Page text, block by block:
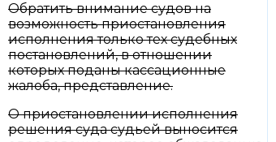
Обратить внимание судов на
возможность приостановления
исполнения только тех судебных
постановлений, в отношении
которых поданы кассационные
жалоба, представление.
О приостановлении исполнения
решения суда судьей выносится